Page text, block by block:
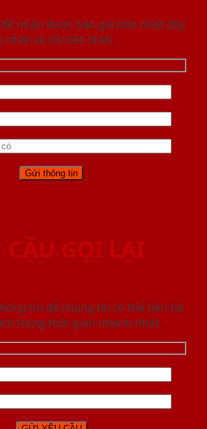
nhận được báo giá mới nhât đầy
nhất và chi tiết nhất.
CẦU GỌI LẠI
tin để chúng tôi có thể liên hệ
trong thời gian nhanh nhất.